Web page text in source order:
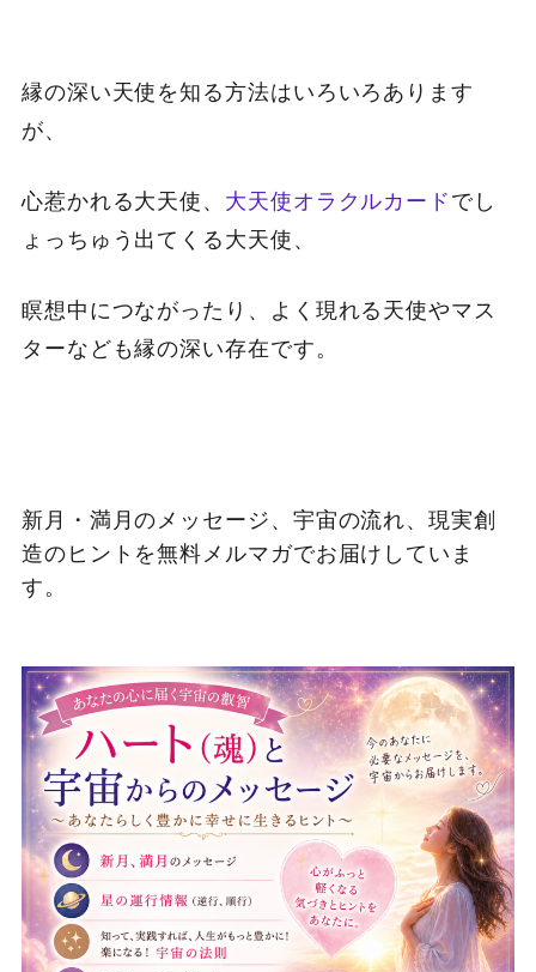
縁の深い天使を知る方法はいろいろあります
が、
心惹かれる大天使、 大天使オラクルカードでし
ょっちゅう出てくる大天使、
瞑想中につながったり、よく現れる天使やマス
ターなども縁の深い存在です。
新月・満月のメッセージ、宇宙の流れ、現実創
造のヒントを無料メルマガでお届けしていま
す。